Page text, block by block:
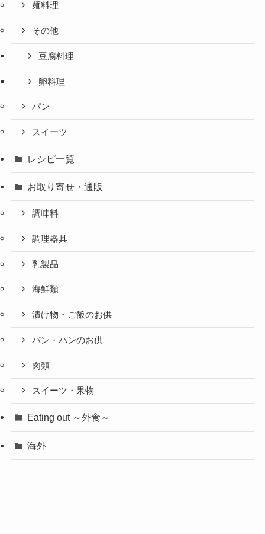
麺料理
その他
豆腐料理
卵料理
パン
スイーツ
レシピ一覧
お取り寄せ・通販
調味料
調理器具
乳製品
海鮮類
漬け物・ご飯のお供
パン・パンのお供
肉類
スイーツ・果物
Eating out ～外食～
海外